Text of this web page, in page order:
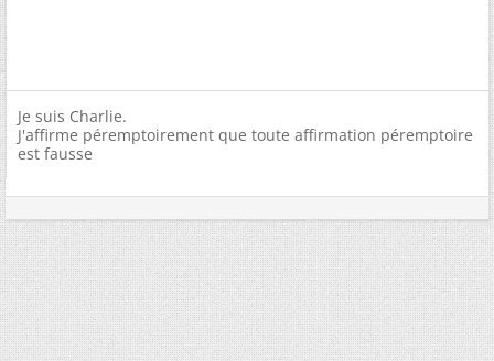
Je suis Charlie.
J'affirme péremptoirement que toute affirmation péremptoire
est fausse